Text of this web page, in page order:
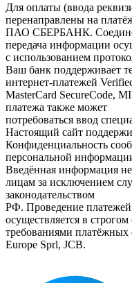
Для оплаты (ввода
перенаправлены на
ПАО СБЕРБАНК.
передача информации
с использованием
Ваш банк поддерживает
интернет-платежей
MasterCard SecureCode,
платежа также может
потребоваться ввод
Настоящий сайт
Конфиденциальность
персональной
Введённая информация не
лицам за исключением
законодательством
РФ. Проведение
осуществляется в строгом
требованиями
Europe Sprl, JCB.